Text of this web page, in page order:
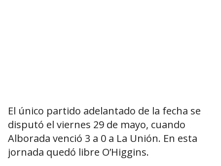
El único partido adelantado de la fecha se
disputó el viernes 29 de mayo, cuando
Alborada venció 3 a 0 a La Unión. En esta
jornada quedó libre O’Higgins.